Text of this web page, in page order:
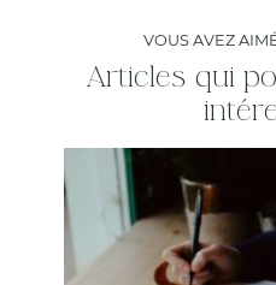
VOUS AVEZ
Articles qui